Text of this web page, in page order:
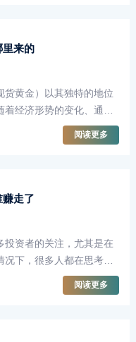
里来的
货黄金）以其独特的地位
经济形势的变化、通货
越来越多的人开始将目光
可观的收益。那么，炒伦
阅读更多
走了
投资者的关注，尤其是在
下，很多人都在思考：
波动的背后，不仅是市场
的影响。
阅读更多